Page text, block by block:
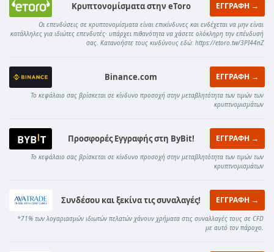
Κρυπτονομίσματα στην eToro ΕΓΓΡΑΦΗ →
Οι επενδύσεις σε κρυπτονομίσματα είναι επικίνδυνες και ενδέχεται να μην είναι
κατάλληλες για ιδιώτες επενδυτές· υπάρχει πιθανότητα να χάσετε ολόκληρη την επένδυσή
σας. Κατανοήστε τους κινδύνους εδώ: https://etoro.tw/3PI44nZ
Binance.com ΕΓΓΡΑΦΗ →
Το κεφάλαιο σας βρίσκεται σε κίνδυνο προσοχή στην μεταβλητότητα των τιμών των
κρυπτνομισμάτων
Προσφορές Εγγραφής στη ByBit! ΕΓΓΡΑΦΗ →
Το κεφάλαιο σας βρίσκεται σε κίνδυνο προσοχή στην μεταβλητότητα των τιμών των
κρυπτνομισμάτων
Συνδέσου και ξεκίνα τις συναλαγές! ΕΓΓΡΑΦΗ →
*71% των λογαριασμών ιδιωτών πελατών χάνουν χρήματα στις συναλλαγές τους σε CFD
με αυτό τον πάροχο.